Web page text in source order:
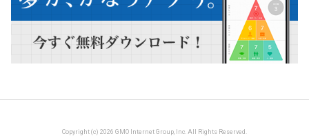
Copyright (c) 2026 GMO Internet Group, Inc. All Rights Reserved.